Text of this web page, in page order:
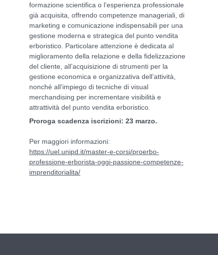
formazione scientifica o l’esperienza professionale
già acquisita, offrendo competenze manageriali, di
marketing e comunicazione indispensabili per una
gestione moderna e strategica del punto vendita
erboristico. Particolare attenzione è dedicata al
miglioramento della relazione e della fidelizzazione
del cliente, all’acquisizione di strumenti per la
gestione economica e organizzativa dell’attività,
nonché all’impiego di tecniche di visual
merchandising per incrementare visibilità e
attrattività del punto vendita erboristico.
Proroga scadenza iscrizioni: 23 marzo.
Per maggiori informazioni:
https://uel.unipd.it/master-e-corsi/proerbo-
professione-erborista-oggi-passione-competenze-
imprenditorialita/